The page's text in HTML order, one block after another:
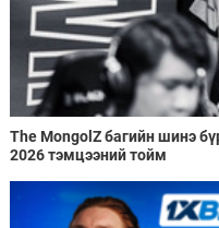
The MongolZ багийн шинэ
2026 тэмцээний тойм